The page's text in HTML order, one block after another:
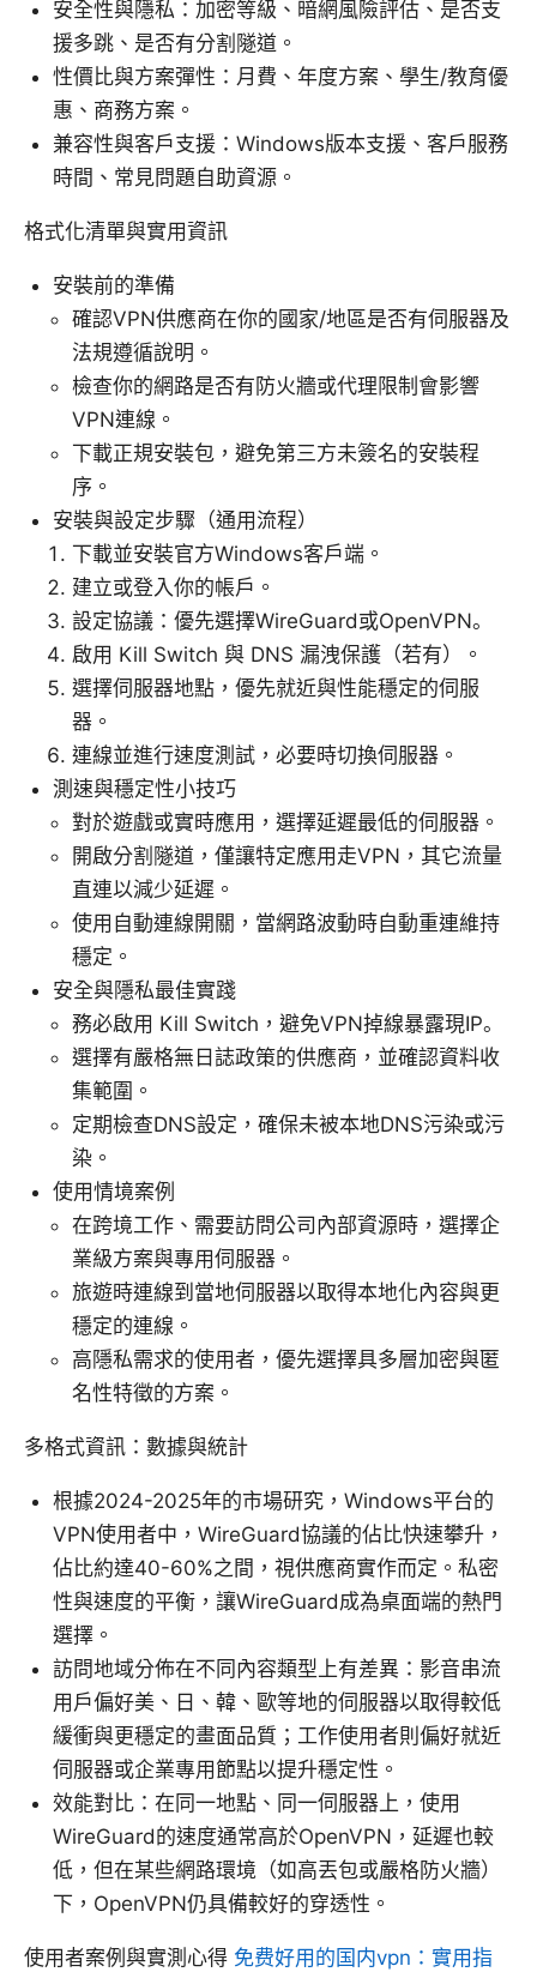
安全性與隱私：加密等級、暗網風險評估、是否支
援多跳、是否有分割隧道。
性價比與方案彈性：月費、年度方案、學生/教育優
惠、商務方案。
兼容性與客戶支援：Windows版本支援、客戶服務
時間、常見問題自助資源。
格式化清單與實用資訊
安裝前的準備
確認VPN供應商在你的國家/地區是否有伺服器及
法規遵循說明。
檢查你的網路是否有防火牆或代理限制會影響
VPN連線。
下載正規安裝包，避免第三方未簽名的安裝程
序。
安裝與設定步驟（通用流程）
下載並安裝官方Windows客戶端。
建立或登入你的帳戶。
設定協議：優先選擇WireGuard或OpenVPN。
啟用 Kill Switch 與 DNS 漏洩保護（若有）。
選擇伺服器地點，優先就近與性能穩定的伺服
器。
連線並進行速度測試，必要時切換伺服器。
測速與穩定性小技巧
對於遊戲或實時應用，選擇延遲最低的伺服器。
開啟分割隧道，僅讓特定應用走VPN，其它流量
直連以減少延遲。
使用自動連線開關，當網路波動時自動重連維持
穩定。
安全與隱私最佳實踐
務必啟用 Kill Switch，避免VPN掉線暴露現IP。
選擇有嚴格無日誌政策的供應商，並確認資料收
集範圍。
定期檢查DNS設定，確保未被本地DNS污染或污
染。
使用情境案例
在跨境工作、需要訪問公司內部資源時，選擇企
業級方案與專用伺服器。
旅遊時連線到當地伺服器以取得本地化內容與更
穩定的連線。
高隱私需求的使用者，優先選擇具多層加密與匿
名性特徵的方案。
多格式資訊：數據與統計
根據2024-2025年的市場研究，Windows平台的
VPN使用者中，WireGuard協議的佔比快速攀升，
佔比約達40-60%之間，視供應商實作而定。私密
性與速度的平衡，讓WireGuard成為桌面端的熱門
選擇。
訪問地域分佈在不同內容類型上有差異：影音串流
用戶偏好美、日、韓、歐等地的伺服器以取得較低
緩衝與更穩定的畫面品質；工作使用者則偏好就近
伺服器或企業專用節點以提升穩定性。
效能對比：在同一地點、同一伺服器上，使用
WireGuard的速度通常高於OpenVPN，延遲也較
低，但在某些網路環境（如高丟包或嚴格防火牆）
下，OpenVPN仍具備較好的穿透性。
使用者案例與實測心得 免费好用的国内vpn：實用指